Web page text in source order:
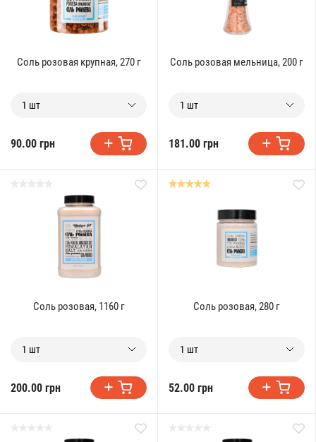
Соль розовая крупная, 270 г
1 шт
90.00 грн
Соль розовая мельница, 200 г
1 шт
181.00 грн
Соль розовая, 1160 г
1 шт
200.00 грн
Соль розовая, 280 г
1 шт
52.00 грн